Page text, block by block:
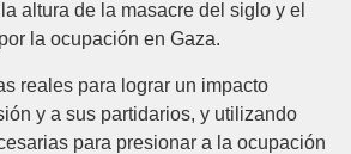
altura de la masacre del siglo y el
la ocupación en Gaza.
reales para lograr un impacto
y a sus partidarios, y utilizando
para presionar a la ocupación